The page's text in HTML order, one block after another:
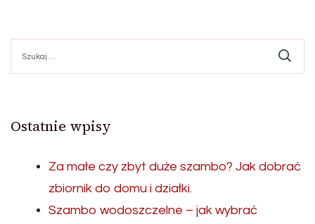
Ostatnie wpisy
Za małe czy zbyt duże szambo? Jak dobrać
zbiornik do domu i działki.
Szambo wodoszczelne – jak wybrać